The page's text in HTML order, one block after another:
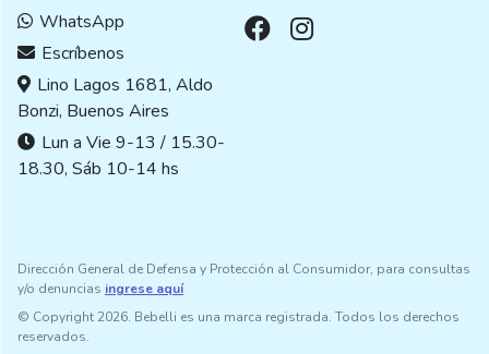
WhatsApp
Escríbenos
Lino Lagos 1681, Aldo
Bonzi, Buenos Aires
Lun a Vie 9-13 / 15.30-
18.30, Sáb 10-14 hs
Dirección General de Defensa y Protección al Consumidor, para consultas
y/o denuncias ingrese aquí
© Copyright 2026. Bebelli es una marca registrada. Todos los derechos
reservados.